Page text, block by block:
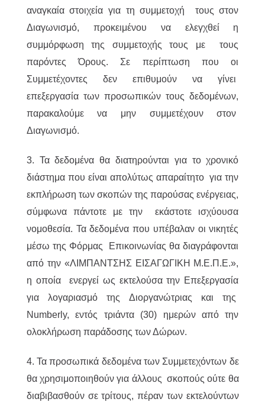
αναγκαία στοιχεία για τη συμμετοχή τους στον
Διαγωνισμό, προκειμένου να ελεγχθεί η
συμμόρφωση της συμμετοχής τους με τους
παρόντες Όρους. Σε περίπτωση που οι
Συμμετέχοντες δεν επιθυμούν να γίνει
επεξεργασία των προσωπικών τους δεδομένων,
παρακαλούμε να μην συμμετέχουν στον
Διαγωνισμό.
3. Τα δεδομένα θα διατηρούνται για το χρονικό
διάστημα που είναι απολύτως απαραίτητο για την
εκπλήρωση των σκοπών της παρούσας ενέργειας,
σύμφωνα πάντοτε με την εκάστοτε ισχύουσα
νομοθεσία. Τα δεδομένα που υπέβαλαν οι νικητές
μέσω της Φόρμας Επικοινωνίας θα διαγράφονται
από την «ΛΙΜΠΑΝΤΣΗΣ ΕΙΣΑΓΩΓΙΚΗ Μ.Ε.Π.Ε.»,
η οποία ενεργεί ως εκτελούσα την Επεξεργασία
για λογαριασμό της Διοργανώτριας και της
Numberly, εντός τριάντα (30) ημερών από την
ολοκλήρωση παράδοσης των Δώρων.
4. Τα προσωπικά δεδομένα των Συμμετεχόντων δε
θα χρησιμοποιηθούν για άλλους σκοπούς ούτε θα
διαβιβασθούν σε τρίτους, πέραν των εκτελούντων